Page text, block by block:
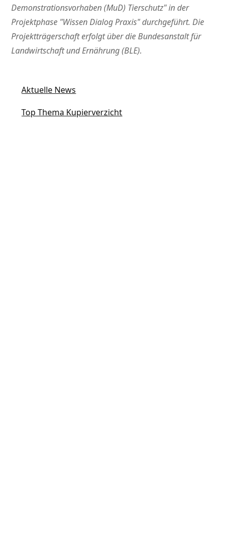
Demonstrationsvorhaben (MuD) Tierschutz in der
Projektphase Wissen Dialog Praxis durchgeführt. Die
Projektträgerschaft erfolgt über die Bundesanstalt für
Landwirtschaft und Ernährung (BLE).
Aktuelle News
Top Thema Kupierverzicht